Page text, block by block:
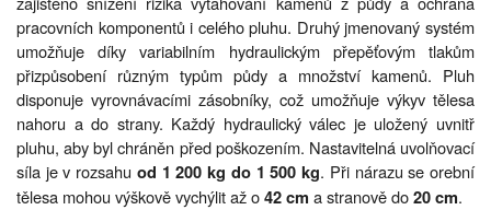
pracovních komponentů i celého pluhu. Druhý jmenovaný systém
umožňuje díky variabilním hydraulickým přepěťovým tlakům
přizpůsobení různým typům půdy a množství kamenů. Pluh
disponuje vyrovnávacími zásobníky, což umožňuje výkyv tělesa
nahoru a do strany. Každý hydraulický válec je uložený uvnitř
pluhu, aby byl chráněn před poškozením. Nastavitelná uvolňovací
síla je v rozsahu od 1 200 kg do 1 500 kg. Při nárazu se orební
tělesa mohou výškově vychýlit až o42 cm a stranově do20 cm.